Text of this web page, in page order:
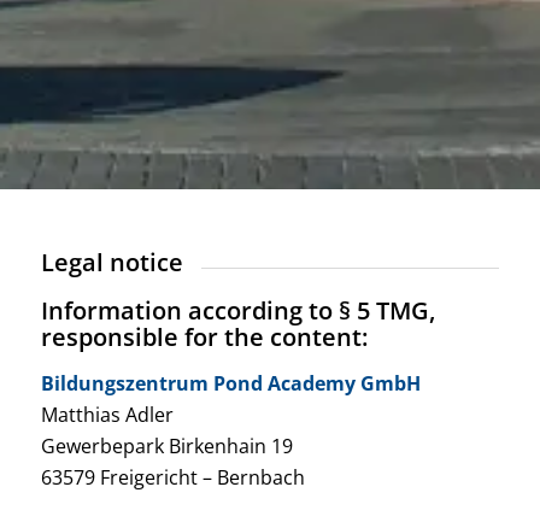
Legal notice
Information according to § 5 TMG,
responsible for the content:
Bildungszentrum Pond Academy GmbH
Matthias Adler
Gewerbepark Birkenhain 19
63579 Freigericht – Bernbach